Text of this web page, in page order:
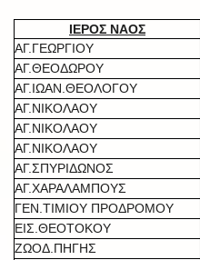
ΙΕΡΟΣ ΝΑΟΣ
ΑΓ.ΓΕΩΡΓΙΟΥ
ΑΓ.ΘΕΟΔΩΡΟΥ
ΑΓ.ΙΩΑΝ.ΘΕΟΛΟΓΟΥ
ΑΓ.ΝΙΚΟΛΑΟΥ
ΑΓ.ΝΙΚΟΛΑΟΥ
ΑΓ.ΝΙΚΟΛΑΟΥ
ΑΓ.ΣΠΥΡΙΔΩΝΟΣ
ΑΓ.ΧΑΡΑΛΑΜΠΟΥΣ
ΓΕΝ.ΤΙΜΙΟΥ ΠΡΟΔΡΟΜΟΥ
ΕΙΣ.ΘΕΟΤΟΚΟΥ
ΖΩΟΔ.ΠΗΓΗΣ